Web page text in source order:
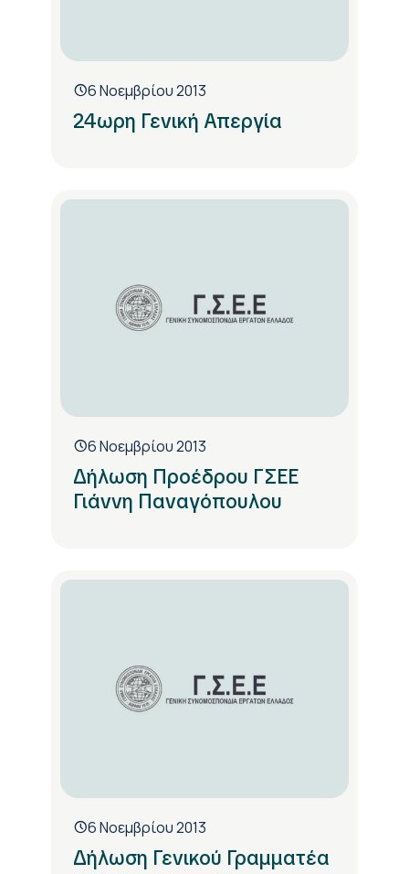
6 Νοεμβρίου 2013
24ωρη Γενική Απεργία
6 Νοεμβρίου 2013
Δήλωση Προέδρου ΓΣΕΕ
Γιάννη Παναγόπουλου
6 Νοεμβρίου 2013
Δήλωση Γενικού Γραμματέα